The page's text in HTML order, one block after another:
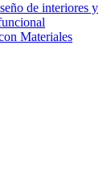
de interiores y
Materiales